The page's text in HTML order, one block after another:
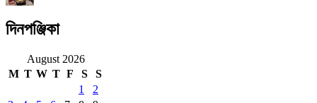
দিনপঞ্জিকা
August 2026
M T W T F S
S
1
2